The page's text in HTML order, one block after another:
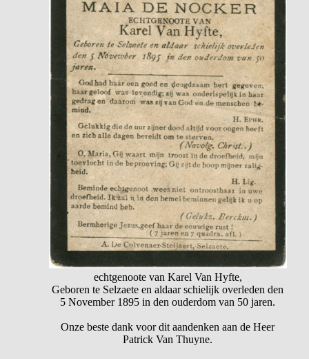
echtgenoote van Karel Van Hyfte,
Geboren te Selzaete en aldaar schielijk overleden den
5 November 1895 in den ouderdom van 50 jaren.
Onze beste dank voor dit aandenken aan de Heer
Patrick Van Thuyne.